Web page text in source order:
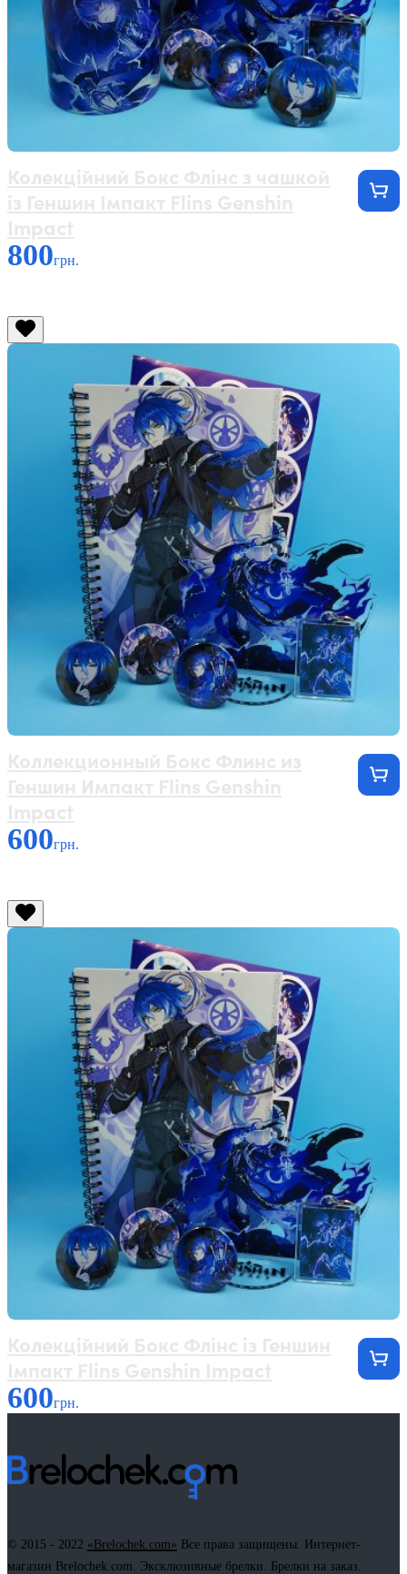
800грн.
600грн.
600грн.
© 2015 - 2022 «Brelochek.com» Все права защищены. Интернет-
магазин Brelochek.com. Эксклюзивные брелки. Брелки на заказ.